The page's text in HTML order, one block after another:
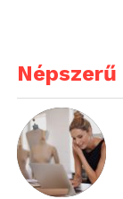
Népszerű